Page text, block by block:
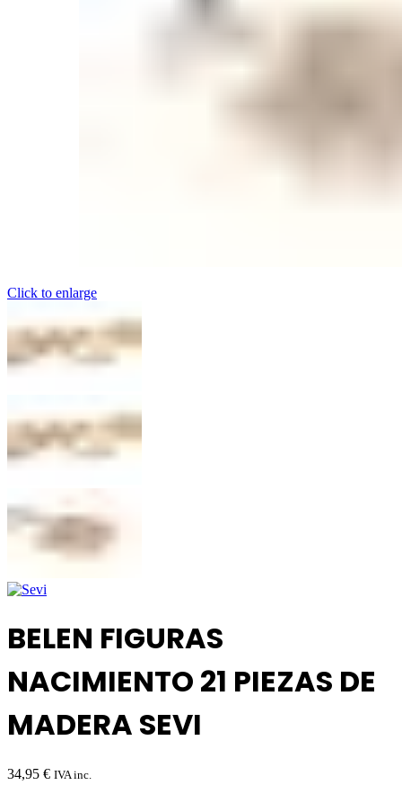
Click to enlarge
BELEN FIGURAS
NACIMIENTO 21 PIEZAS DE
MADERA SEVI
34,95 € IVA inc.